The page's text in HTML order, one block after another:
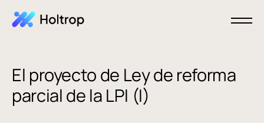
El proyecto de Ley de reforma
parcial de la LPI (I)